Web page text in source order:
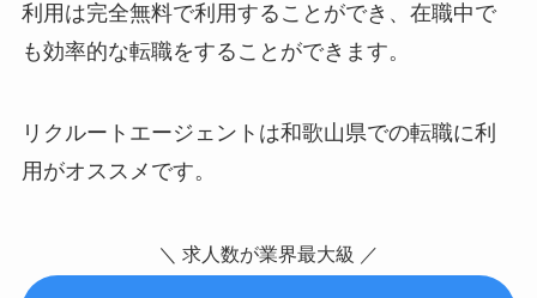
利用は完全無料で利用することができ、在職中で
も効率的な転職をすることができます。
リクルートエージェントは和歌山県での転職に利
用がオススメです。
＼ 求人数が業界最大級 ／